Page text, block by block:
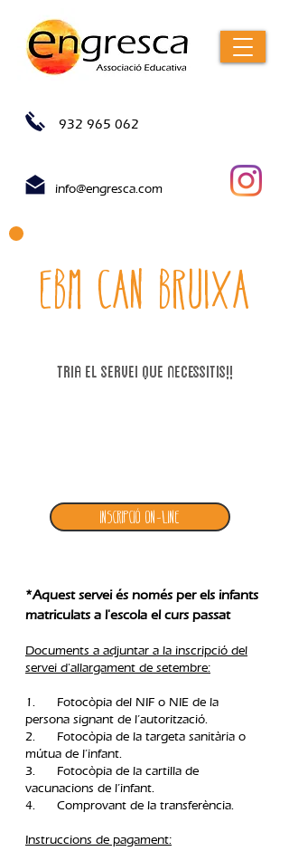
932 965 062
info@engresca.com
EBM Can Bruixa
tria el servei que necessitIs!!
Inscripció ON-LINE
*Aquest servei és només per els infants
matriculats a l'escola el curs passat
Documents a adjuntar a la inscripció del
servei d'allargament de setembre:
1. Fotocòpia del NIF o NIE de la
persona signant de l’autorització.
2. Fotocòpia de la targeta sanitària o
mútua de l’infant.
3. Fotocòpia de la cartilla de
vacunacions de l’infant.
4. Comprovant de la transferència.​
Instruccions de pagament: